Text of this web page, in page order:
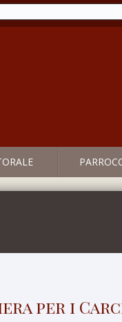
per i